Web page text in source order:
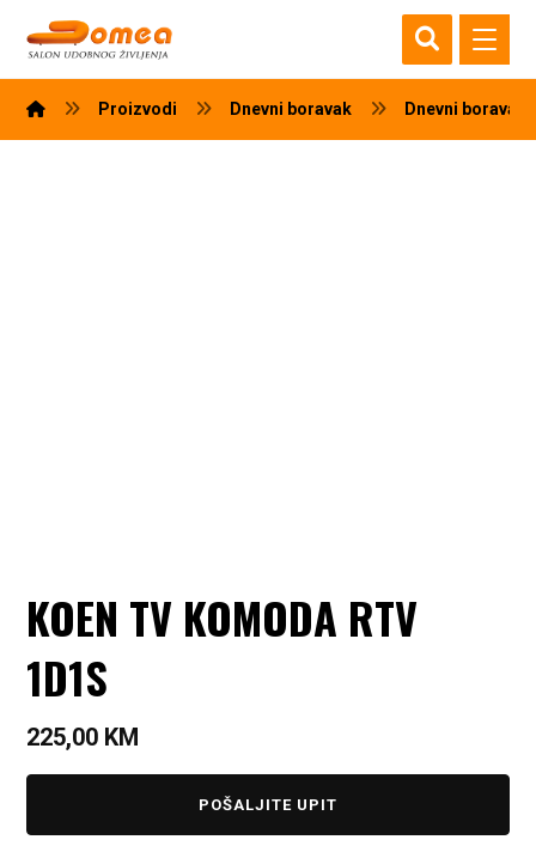
Proizvodi Dnevni boravak Dnevni boravak
KOEN TV KOMODA RTV
1D1S
225,00 KM
POŠALJITE UPIT